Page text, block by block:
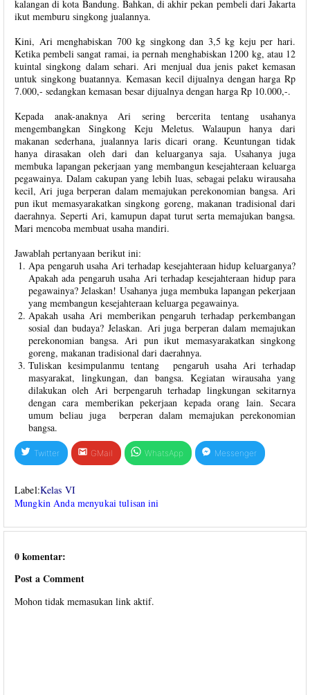
kalangan di kota Bandung. Bahkan, di akhir pekan pembeli dari Jakarta
ikut memburu singkong jualannya.
Kini, Ari menghabiskan 700 kg singkong dan 3,5 kg keju per hari.
Ketika pembeli sangat ramai, ia pernah menghabiskan 1200 kg, atau 12
kuintal singkong dalam sehari. Ari menjual dua jenis paket kemasan
untuk singkong buatannya. Kemasan kecil dijualnya dengan harga Rp
7.000,- sedangkan kemasan besar dijualnya dengan harga Rp 10.000,-.
Kepada anak-anaknya Ari sering bercerita tentang usahanya
mengembangkan Singkong Keju Meletus. Walaupun hanya dari
makanan sederhana, jualannya laris dicari orang. Keuntungan tidak
hanya dirasakan oleh dari dan keluarganya saja. Usahanya juga
membuka lapangan pekerjaan yang membangun kesejahteraan keluarga
pegawainya. Dalam cakupan yang lebih luas, sebagai pelaku wirausaha
kecil, Ari juga berperan dalam memajukan perekonomian bangsa. Ari
pun ikut memasyarakatkan singkong goreng, makanan tradisional dari
daerahnya. Seperti Ari, kamupun dapat turut serta memajukan bangsa.
Mari mencoba membuat usaha mandiri.
Jawablah pertanyaan berikut ini:
Apa pengaruh usaha Ari terhadap kesejahteraan hidup keluarganya?
Apakah ada pengaruh usaha Ari terhadap kesejahteraan hidup para
pegawainya? Jelaskan! Usahanya juga membuka lapangan pekerjaan
yang membangun kesejahteraan keluarga pegawainya.
Apakah usaha Ari memberikan pengaruh terhadap perkembangan
sosial dan budaya? Jelaskan. Ari juga berperan dalam memajukan
perekonomian bangsa. Ari pun ikut memasyarakatkan singkong
goreng, makanan tradisional dari daerahnya.
Tuliskan kesimpulanmu tentang pengaruh usaha Ari terhadap
masyarakat, lingkungan, dan bangsa. Kegiatan wirausaha yang
dilakukan oleh Ari berpengaruh terhadap lingkungan sekitarnya
dengan cara memberikan pekerjaan kepada orang lain. Secara
umum beliau juga berperan dalam memajukan perekonomian
bangsa.
Twitter GMail WhatsApp Messenger
Label:Kelas VI
Mungkin Anda menyukai tulisan ini
0 komentar:
Post a Comment
Mohon tidak memasukan link aktif.